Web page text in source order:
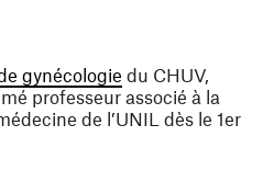
gynécologie (ouvre une
du CHUV,
professeur associé à la
de l’UNIL dès le 1er